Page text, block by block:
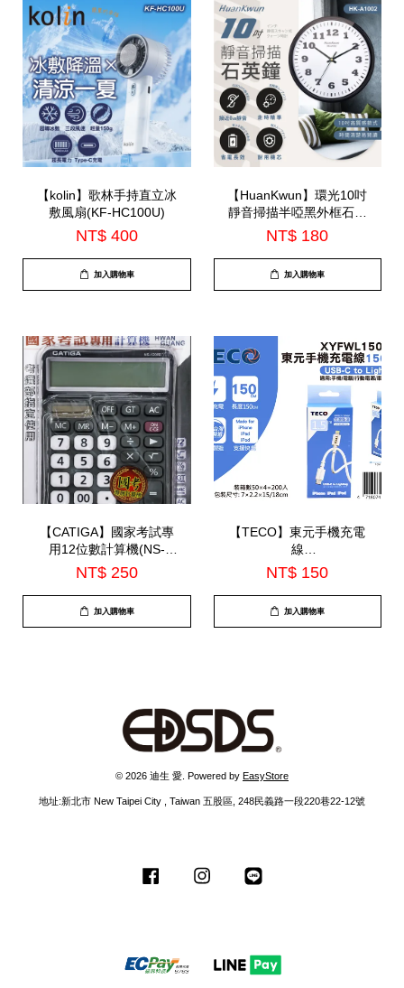
【kolin】歌林手持直立冰
敷風扇(KF-HC100U)
NT$ 400
加入購物車
【HuanKwun】環光10吋
靜音掃描半啞黑外框石英
鐘(HK-A1002)
NT$ 180
加入購物車
【CATIGA】國家考試專
用12位數計算機(NS-
1200B)
NT$ 250
加入購物車
【TECO】東元手機充電
線
150CM(XYFWL1503CL)
NT$ 150
加入購物車
© 2026 迪生 愛. Powered by EasyStore
地址:新北市 New Taipei City , Taiwan 五股區, 248民義路一段220巷22-12號
Facebook Instagram